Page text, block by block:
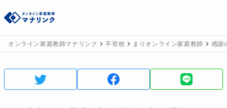
オンライン家庭教師マナリンク 不登校 まりオンライン家庭教師 感謝